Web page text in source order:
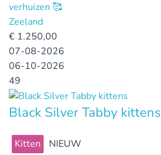
verhuizen 🥰
Zeeland
€ 1.250,00
07-08-2026
06-10-2026
49
Black Silver Tabby kittens
Kitten
NIEUW